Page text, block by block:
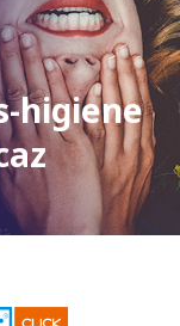
higiene